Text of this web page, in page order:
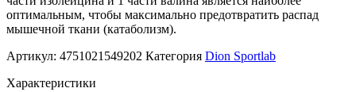
оптимальным, чтобы максимально предотвратить распад
мышечной ткани (катаболизм).
Артикул: 4751021549202 Категория Dion Sportlab
Характеристики